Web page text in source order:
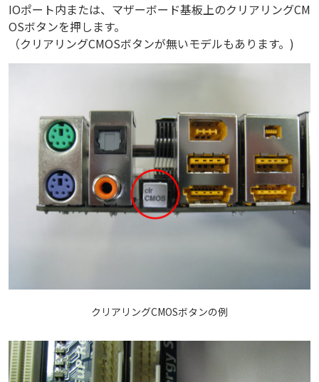
IOポート内または、マザーボード基板上のクリアリングCM
OSボタンを押します。
（クリアリングCMOSボタンが無いモデルもあります。)
クリアリングCMOSボタンの例